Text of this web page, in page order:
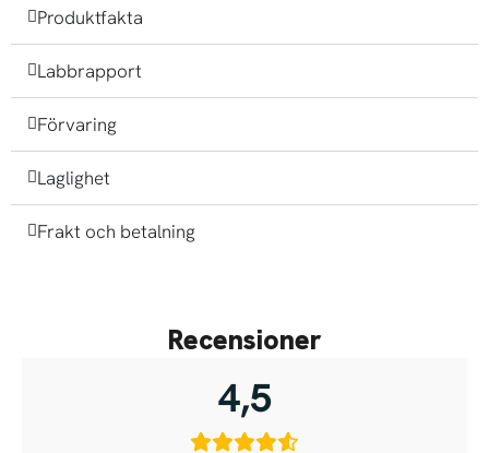
Produktfakta
Labbrapport
Förvaring
Laglighet
Frakt och betalning
Recensioner
4,5